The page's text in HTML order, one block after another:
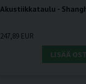
Akustiikkataulu -
247,89 EUR
LISÄÄ